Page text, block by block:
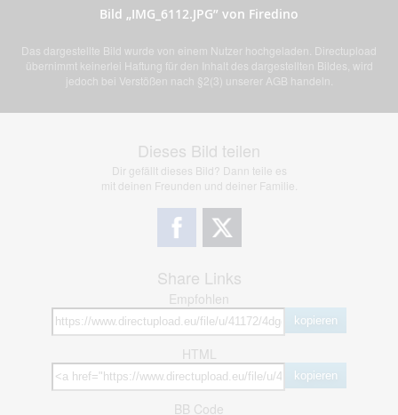
Bild „IMG_6112.JPG” von Firedino
Das dargestellte Bild wurde von einem Nutzer hochgeladen. Directupload
übernimmt keinerlei Haftung für den Inhalt des dargestellten Bildes, wird
jedoch bei Verstößen nach §2(3) unserer AGB handeln.
Dieses Bild teilen
Dir gefällt dieses Bild? Dann teile es
mit deinen Freunden und deiner Familie.
Share Links
Empfohlen
kopieren
HTML
kopieren
BB Code